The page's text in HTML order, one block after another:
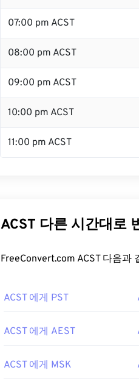
07:00 pm ACST
08:00 pm ACST
09:00 pm ACST
10:00 pm ACST
11:00 pm ACST
ACST 다른 시간대로
FreeConvert.com ACST 다음과
ACST 에게 PST
ACST 에게 AEST
ACST 에게 MSK